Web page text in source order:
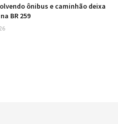
ônibus e caminhão deixa
BR 259